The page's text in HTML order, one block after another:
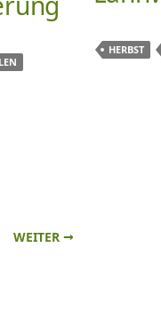
HERBST
WEITER →